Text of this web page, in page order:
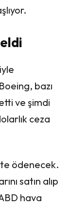
bazı
ve şimdi
ceza
ödenecek.
satın alıp
hava